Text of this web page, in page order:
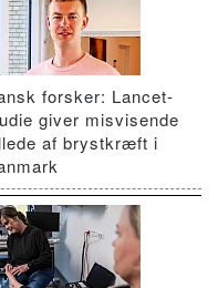
forsker: Lancet-
giver misvisende
af brystkræft i